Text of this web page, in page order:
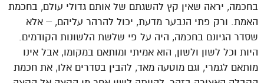
בחכמה, יראה שאין קץ להשגתם של אותם גדולי עולם, בחכמת
האמת. ורק פתי הנבער מדעת, יכול להרהר עליהם, – אלא
שסדר הגיונם בחכמה, היה על פי שלשת הלשונות הקודמים.
היות וכל לשון ולשון, הוא אמיתי ומותאם במקומו, אבל אינו
מותאם לגמרי, וגם מוטעה מאד, להבין בסדרים אלו, את חכמת